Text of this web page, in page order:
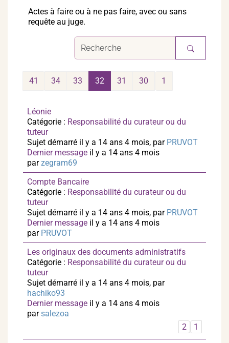
Actes à faire ou à ne pas faire, avec ou sans
requête au juge.
1
30
31
32
33
34
41
Léonie
Catégorie : Responsabilité du curateur ou du
tuteur
Sujet démarré il y a 14 ans 4 mois, par PRUVOT
Dernier message il y a 14 ans 4 mois
parzegram69
Compte Bancaire
Catégorie : Responsabilité du curateur ou du
tuteur
Sujet démarré il y a 14 ans 4 mois, par PRUVOT
Dernier message il y a 14 ans 4 mois
par PRUVOT
Les originaux des documents administratifs
Catégorie : Responsabilité du curateur ou du
tuteur
Sujet démarré il y a 14 ans 4 mois, par
hachiko93
Dernier message il y a 14 ans 4 mois
parsalezoa
1
2